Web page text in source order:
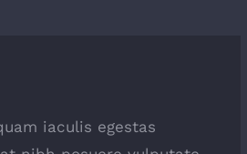
iaculis egestas